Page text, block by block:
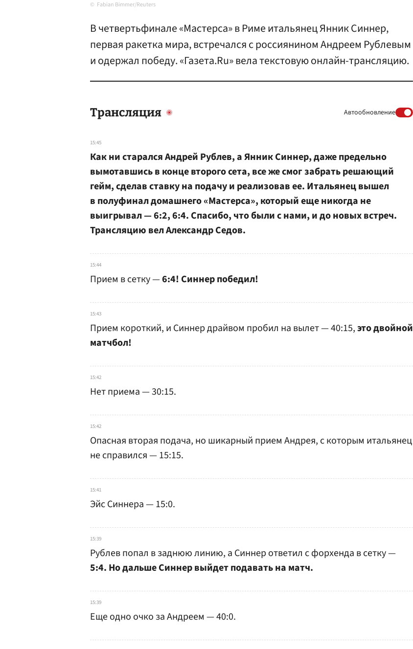
Fabian Bimmer/Reuters
В четвертьфинале «Мастерса» в Риме итальянец Янник Синнер,
первая ракетка мира, встречался с россиянином Андреем Рублевым
и одержал победу. «Газета.Ru» вела текстовую онлайн-трансляцию.
Трансляция Автообновление
15:45
Как ни старался Андрей Рублев, а Янник Синнер, даже предельно
вымотавшись в конце второго сета, все же смог забрать решающий
гейм, сделав ставку на подачу и реализовав ее. Итальянец вышел
в полуфинал домашнего «Мастерса», который еще никогда не
выигрывал — 6:2, 6:4. Спасибо, что были с нами, и до новых встреч.
Трансляцию вел Александр Седов.
15:44
Прием в сетку —6:4! Синнер победил!
15:43
Прием короткий, и Синнер драйвом пробил на вылет — 40:15,это двойной
матчбол!
15:42
Нет приема — 30:15.
15:42
Опасная вторая подача, но шикарный прием Андрея, с которым итальянец
не справился — 15:15.
15:41
Эйс Синнера — 15:0.
15:39
Рублев попал в заднюю линию, а Синнер ответил с форхенда в сетку —
5:4. Но дальше Синнер выйдет подавать на матч.
15:39
Еще одно очко за Андреем — 40:0.